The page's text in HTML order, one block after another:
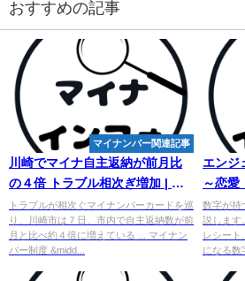
おすすめの記事
マイナンバー関連記事
川崎でマイナ自主返納が前月比
の４倍 トラブル相次ぎ増加 | カ
ナロコ by 神奈川新聞
トラブルが相次ぐマイナンバーカードを巡
り、川崎市は７日、市内で自主返納数が前
月と比べ約４倍に増えている ... マイナン
バー制度 &midd...
エンジ
～恋愛
数字が持
説します
レシート
になる数